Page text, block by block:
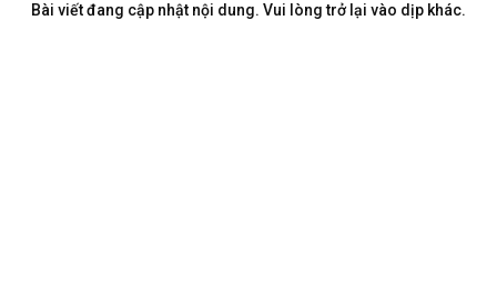
Bài viết đang cập nhật nội dung. Vui lòng trở lại vào dịp khác.